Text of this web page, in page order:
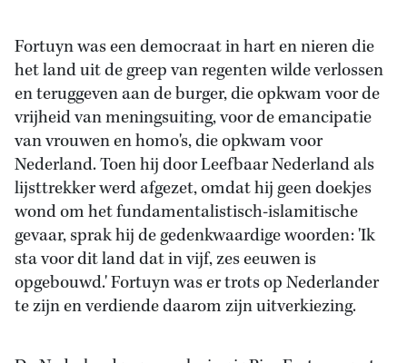
Fortuyn was een democraat in hart en nieren die
het land uit de greep van regenten wilde verlossen
en teruggeven aan de burger, die opkwam voor de
vrijheid van meningsuiting, voor de emancipatie
van vrouwen en homo's, die opkwam voor
Nederland. Toen hij door Leefbaar Nederland als
lijsttrekker werd afgezet, omdat hij geen doekjes
wond om het fundamentalistisch-islamitische
gevaar, sprak hij de gedenkwaardige woorden: 'Ik
sta voor dit land dat in vijf, zes eeuwen is
opgebouwd.' Fortuyn was er trots op Nederlander
te zijn en verdiende daarom zijn uitverkiezing.